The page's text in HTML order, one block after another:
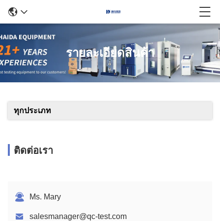
รายละเอียดสินค้า
ทุกประเภท
ติดต่อเรา
Ms. Mary
salesmanager@qc-test.com